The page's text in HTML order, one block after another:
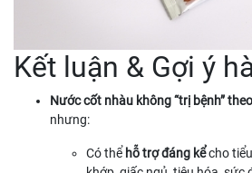
Kết luận & Gợi ý
Nước cốt nhàu không “trị bệnh”
nhưng:
Có thể hỗ trợ đáng kểcho